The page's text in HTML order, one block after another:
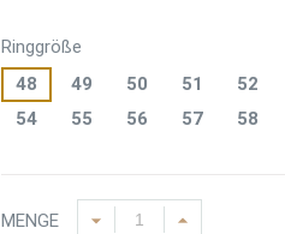
Ringgröße
48
49 50 51 52
54
55 56 57 58
MENGE